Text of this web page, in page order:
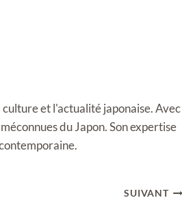
et l'actualité japonaise. Avec
du Japon. Son expertise
SUIVANT